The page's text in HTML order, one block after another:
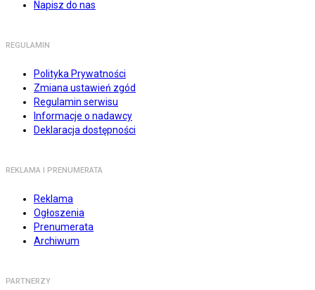
Napisz do nas
REGULAMIN
Polityka Prywatności
Zmiana ustawień zgód
Regulamin serwisu
Informacje o nadawcy
Deklaracja dostępności
REKLAMA I PRENUMERATA
Reklama
Ogłoszenia
Prenumerata
Archiwum
PARTNERZY